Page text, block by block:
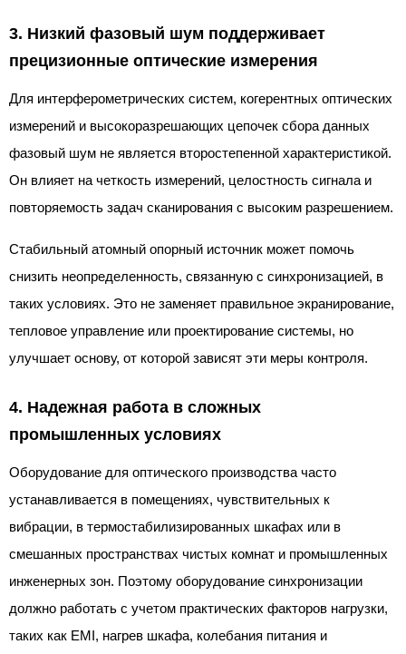
3. Низкий фазовый шум поддерживает
прецизионные оптические измерения
Для интерферометрических систем, когерентных оптических
измерений и высокоразрешающих цепочек сбора данных
фазовый шум не является второстепенной характеристикой.
Он влияет на четкость измерений, целостность сигнала и
повторяемость задач сканирования с высоким разрешением.
Стабильный атомный опорный источник может помочь
снизить неопределенность, связанную с синхронизацией, в
таких условиях. Это не заменяет правильное экранирование,
тепловое управление или проектирование системы, но
улучшает основу, от которой зависят эти меры контроля.
4. Надежная работа в сложных
промышленных условиях
Оборудование для оптического производства часто
устанавливается в помещениях, чувствительных к
вибрации, в термостабилизированных шкафах или в
смешанных пространствах чистых комнат и промышленных
инженерных зон. Поэтому оборудование синхронизации
должно работать с учетом практических факторов нагрузки,
таких как EMI, нагрев шкафа, колебания питания и